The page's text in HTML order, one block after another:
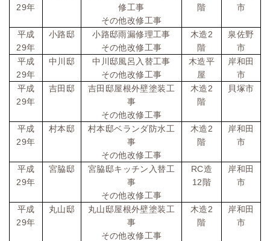
29年
修工事
その他改修工事
階
市
平成
29年
小路邸
小路邸雨漏修理工事
その他改修工事
木造2
階
泉佐野
市
平成
29年
中川邸
中川邸風呂入替工事
その他改修工事
木造平
屋
岸和田
市
平成
29年
吉田邸
吉田邸屋根外壁塗装工
事
その他改修工事
木造2
階
貝塚市
平成
29年
村本邸
村本邸ベランダ防水工
事
その他改修工事
木造2
階
岸和田
市
平成
29年
宮脇邸
宮脇邸キッチン入替工
事
その他改修工事
RC造
12 階
岸和田
市
平成
29年
丸山邸
丸山邸屋根外壁塗装工
事
その他改修工事
木造2
階
岸和田
市